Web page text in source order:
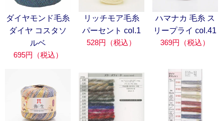
ダイヤモンド毛糸
ダイヤ コスタソ
ルベ
695円（税込）
リッチモア毛糸
パーセント col.1
528円（税込）
ハマナカ 毛糸 ス
リープライ col.41
369円（税込）